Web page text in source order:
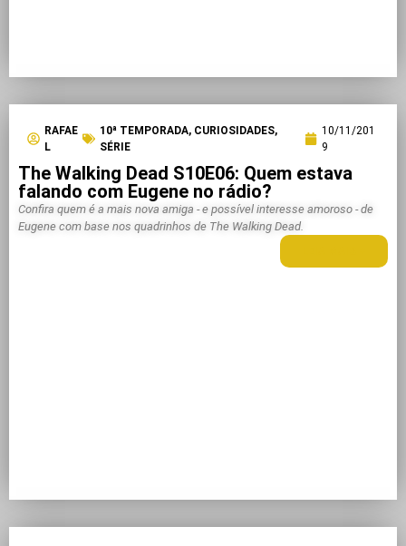
RAFAE
L
10ª TEMPORADA, CURIOSIDADES,
SÉRIE
10/11/201
9
The Walking Dead S10E06: Quem estava
falando com Eugene no rádio?
Confira quem é a mais nova amiga - e possível interesse amoroso - de
Eugene com base nos quadrinhos de The Walking Dead.